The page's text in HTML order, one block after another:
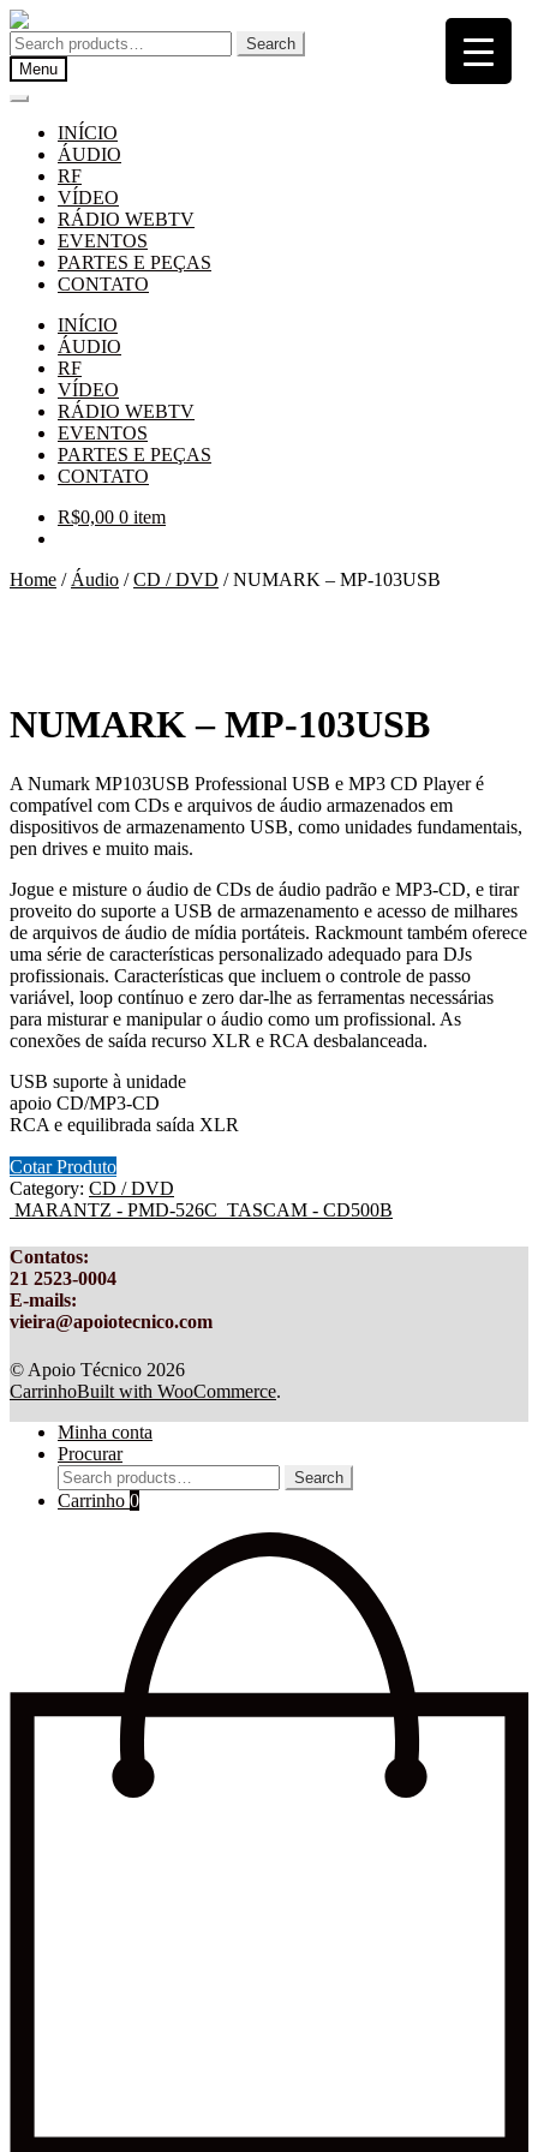
Pular
para
navegação
Pular
para
o
conteúdo
Search
for:
Search
Menu
INÍCIO
ÁUDIO
RF
VÍDEO
RÁDIO WEBTV
EVENTOS
PARTES E PEÇAS
CONTATO
INÍCIO
ÁUDIO
RF
VÍDEO
RÁDIO WEBTV
EVENTOS
PARTES E PEÇAS
CONTATO
R$0,00 0 item
Home / Áudio /CD / DVD /NUMARK – MP-103USB
NUMARK – MP-103USB
A Numark MP103USB Professional USB e MP3 CD Player é
compatível com CDs e arquivos de áudio armazenados em
dispositivos de armazenamento USB, como unidades fundamentais,
pen drives e muito mais.
Jogue e misture o áudio de CDs de áudio padrão e MP3-CD, e tirar
proveito do suporte a USB de armazenamento e acesso de milhares
de arquivos de áudio de mídia portáteis. Rackmount também oferece
uma série de características personalizado adequado para DJs
profissionais. Características que incluem o controle de passo
variável, loop contínuo e zero dar-lhe as ferramentas necessárias
para misturar e manipular o áudio como um profissional. As
conexões de saída recurso XLR e RCA desbalanceada.
USB suporte à unidade
apoio CD/MP3-CD
RCA e equilibrada saída XLR
Cotar Produto
Category: CD / DVD
MARANTZ - PMD-526C TASCAM - CD500B
Contatos:
21 2523-0004
E-mails:
vieira@apoiotecnico.com
© Apoio Técnico 2026
CarrinhoBuilt with WooCommerce.
Minha conta
Procurar
Search
for:
Search
Carrinho 0